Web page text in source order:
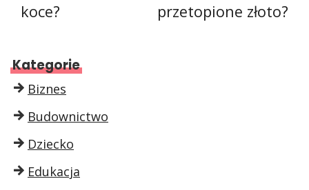
koce?
przetopione złoto?
Kategorie
Biznes
Budownictwo
Dziecko
Edukacja